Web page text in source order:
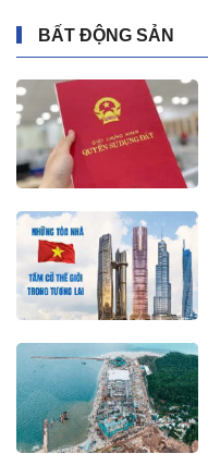
BẤT ĐỘNG SẢN